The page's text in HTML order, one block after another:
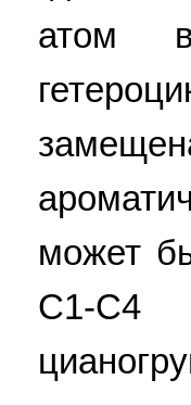
атом
может
C1-C4